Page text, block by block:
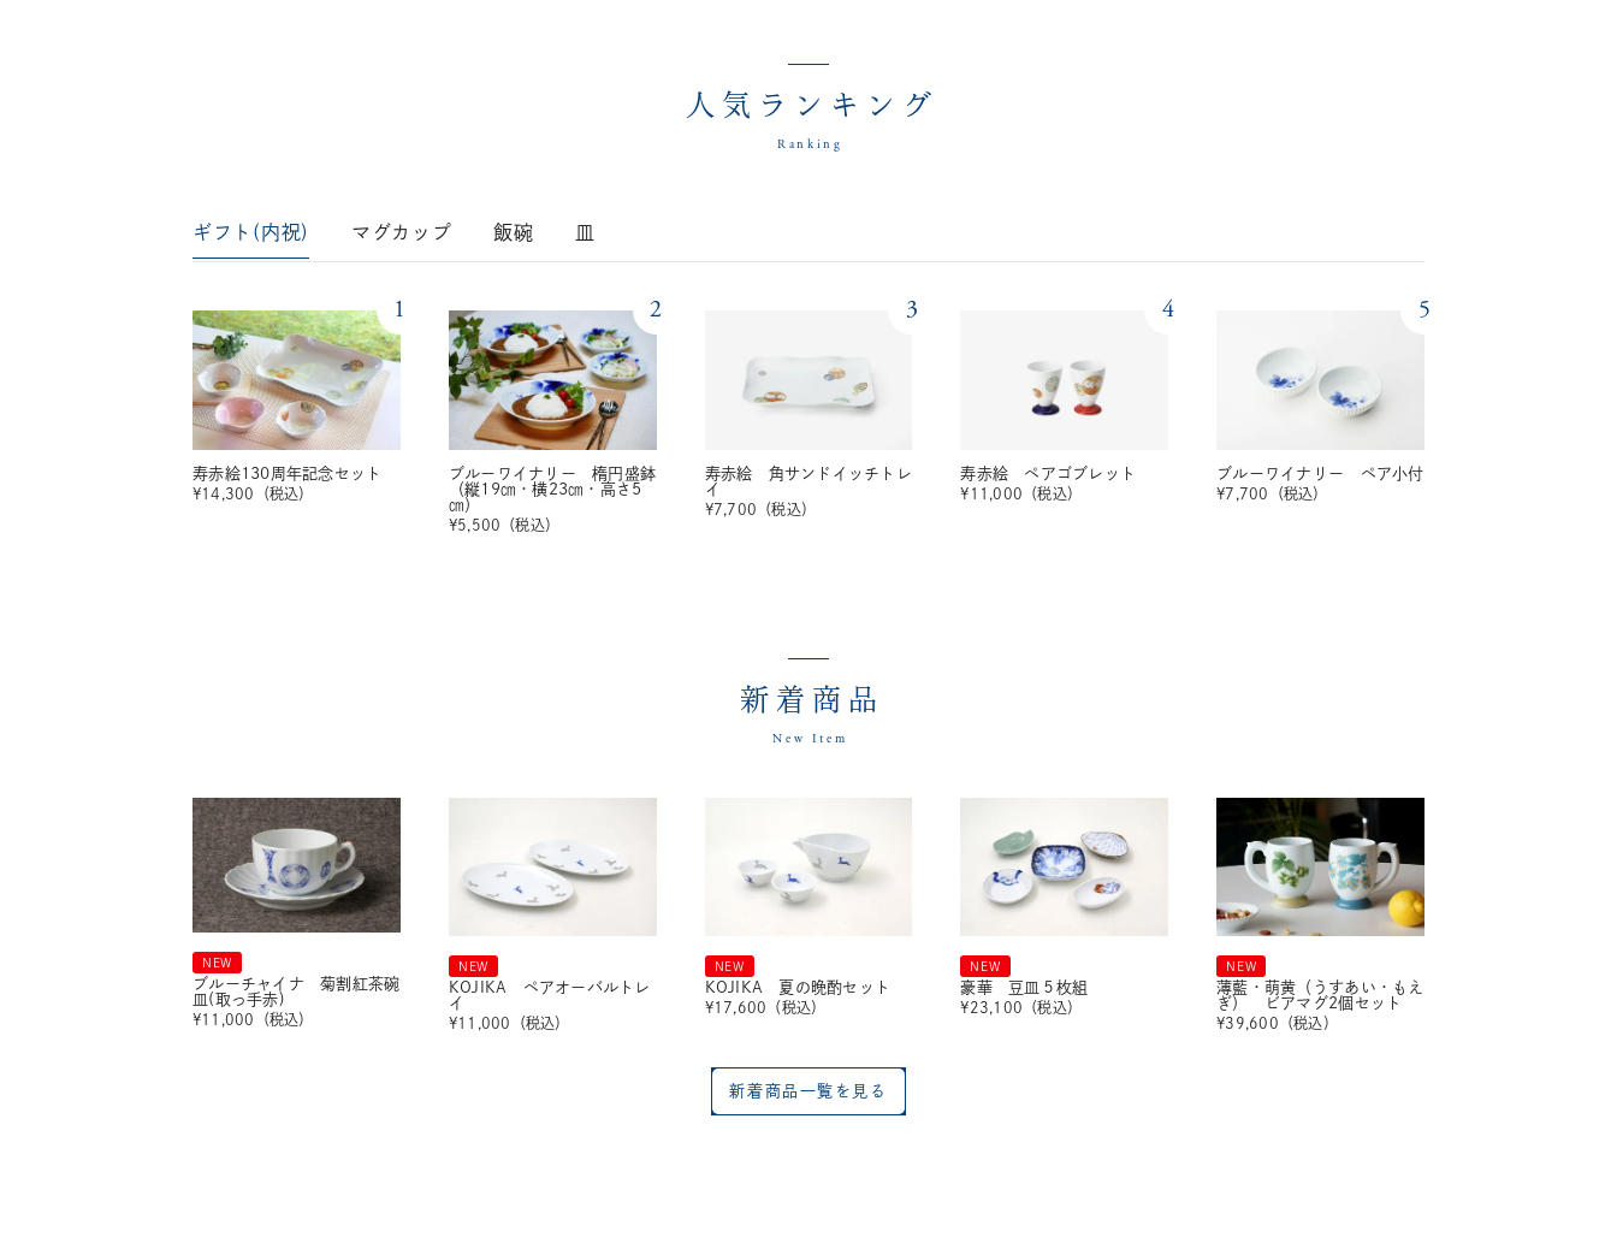
人気ランキング
Ranking
ギフト(内祝) マグカップ 飯碗 皿
1
寿赤絵130周年記念セット
¥14,300 （税込）
2
ブルーワイナリー 楕円盛鉢
（縦19㎝・横23㎝・高さ5
㎝）
¥5,500 （税込）
3
寿赤絵 角サンドイッチトレ
イ
¥7,700 （税込）
4
寿赤絵 ペアゴブレット
¥ 11,000 （税込）
5
ブルーワイナリー ペア小付
¥7,700 （税込）
新着商品
New Item
NEW
ブルーチャイナ 菊割紅茶碗
皿(取っ手赤)
¥11,000 （税込）
NEW
KOJIKA ペアオーバルトレ
イ
¥11,000 （税込）
NEW
KOJIKA 夏の晩酌セット
¥17,600 （税込）
NEW
豪華 豆皿５枚組
¥23,100 （税込）
NEW
薄藍・萌黄（うすあい・もえ
ぎ） ビアマグ2個セット
¥39,600 （税込）
新着商品一覧を見る